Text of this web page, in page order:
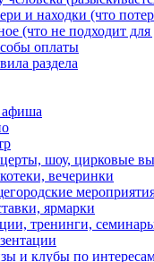
и находки (что
(что не подходит
оплаты
раздела
афиша
шоу, цирковые
вечеринки
ярмарки
тренинги,
и клубы по